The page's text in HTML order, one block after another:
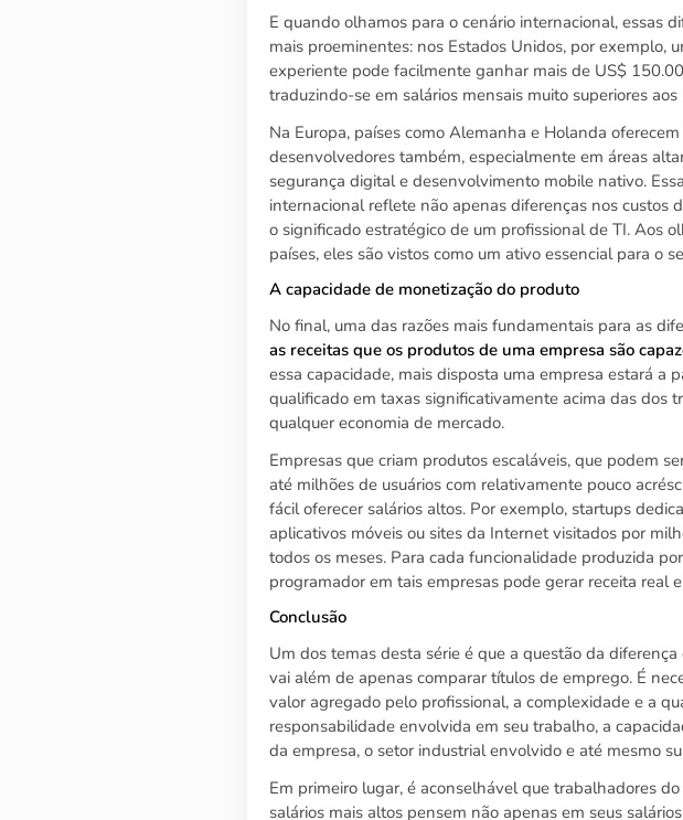
E quando olhamos para o cenário internacional, essas
mais proeminentes: nos Estados Unidos, por exemplo,
experiente pode facilmente ganhar mais de US$
traduzindo-se em salários mensais muito superiores
Na Europa, países como Alemanha e Holanda
desenvolvedores também, especialmente em áreas
segurança digital e desenvolvimento mobile nativo.
internacional reflete não apenas diferenças nos custos
o significado estratégico de um profissional de TI. Aos
países, eles são vistos como um ativo essencial para o
A capacidade de monetização do produto
No final, uma das razões mais fundamentais para as
as receitas que os produtos de uma empresa são
essa capacidade, mais disposta uma empresa estará a
qualificado em taxas significativamente acima das dos
qualquer economia de mercado.
Empresas que criam produtos escaláveis, que podem
até milhões de usuários com relativamente pouco
fácil oferecer salários altos. Por exemplo, startups
aplicativos móveis ou sites da Internet visitados por
todos os meses. Para cada funcionalidade produzida
programador em tais empresas pode gerar receita real
Conclusão
Um dos temas desta série é que a questão da
vai além de apenas comparar títulos de emprego. É
valor agregado pelo profissional, a complexidade e a
responsabilidade envolvida em seu trabalho, a
da empresa, o setor industrial envolvido e até mesmo
Em primeiro lugar, é aconselhável que trabalhadores
salários mais altos pensem não apenas em seus